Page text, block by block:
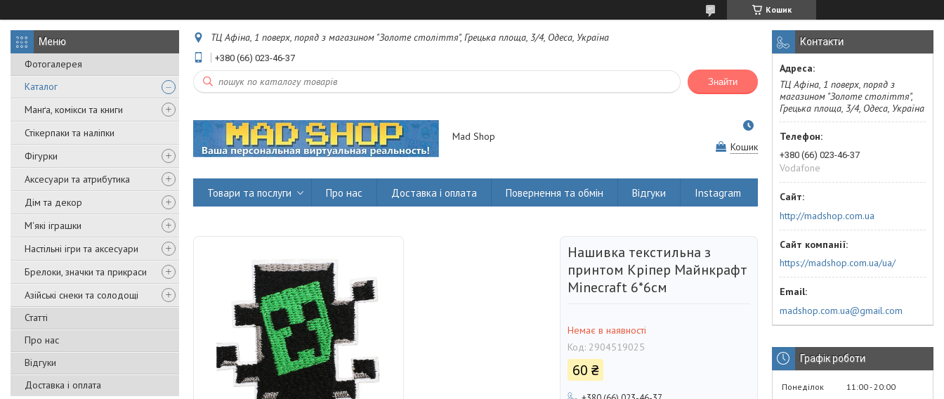
Кошик
Фотогалерея
Каталог
Манґа, комікси та книги
Стікерпаки та наліпки
Фігурки
Аксесуари та атрибутика
Дім та декор
М'які іграшки
Настільні ігри та аксесуари
Брелоки, значки та прикраси
Азійські снеки та солодощі
Статті
Про нас
Відгуки
Доставка і оплата
ТЦ Афіна, 1 поверх, поряд з магазином "Золоте століття", Грецька площа, 3/4, Одеса, Україна
+380 (66) 023-46-37
Знайти
Mad Shop
Кошик
Товари та послуги Про нас Доставка і оплата Повернення та обмін Відгуки Instagram
Нашивка текстильна з
принтом Кріпер Майнкрафт
Minecraft 6*6см
Немає в наявності
Код: 2904519025
60 ₴
Контакти
ТЦ Афіна, 1 поверх, поряд з
магазином "Золоте століття",
Грецька площа, 3/4, Одеса, Україна
+380 (66) 023-46-37
Vodafone
http://madshop.com.ua
https://madshop.com.ua/ua/
madshop.com.ua@gmail.com
Графік роботи
Понеділок 11:00 20:00